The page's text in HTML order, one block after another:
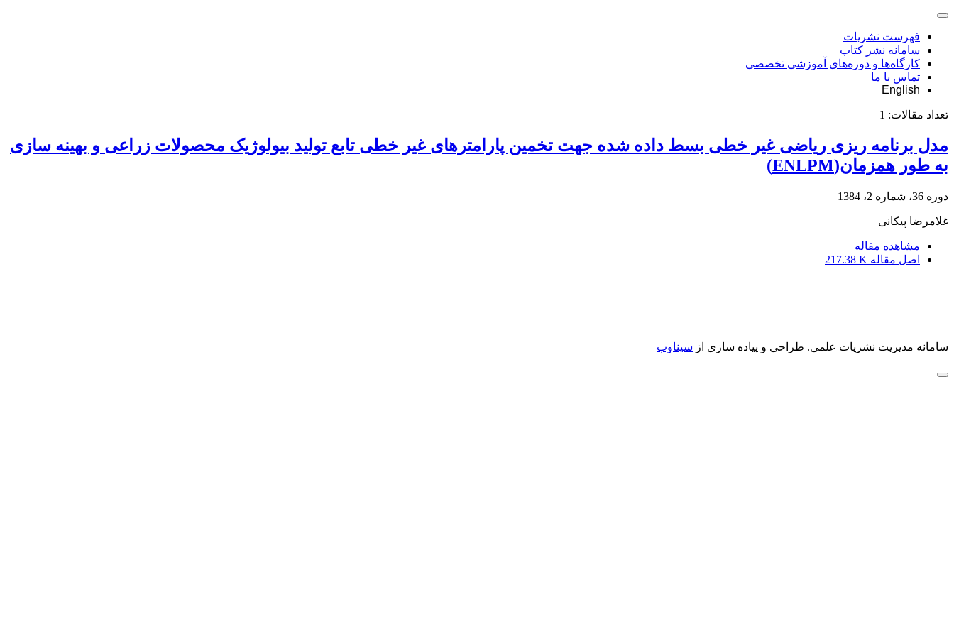
فهرست نشریات
سامانه نشر کتاب
کارگاه‌ها و دوره‌های آموزشی تخصصی
تماس با ما
English
تعداد مقالات: 1
مدل برنامه ریزی ریاضی غیر خطی بسط داده شده جهت تخمین پارامترهای غیر خطی تابع تولید بیولوژیک محصولات زراعی و بهینه سازی
به طور همزمان(ENLPM)
دوره 36، شماره 2، 1384
غلامرضا پیکانی
مشاهده مقاله
اصل مقاله 217.38 K
سامانه مدیریت نشریات علمی. طراحی و پیاده سازی از سیناوب